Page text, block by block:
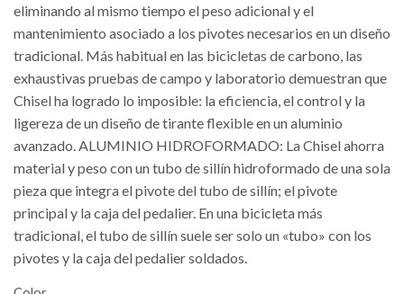
eliminando al mismo tiempo el peso adicional y el
mantenimiento asociado a los pivotes necesarios en un diseño
tradicional. Más habitual en las bicicletas de carbono, las
exhaustivas pruebas de campo y laboratorio demuestran que
Chisel ha logrado lo imposible: la eficiencia, el control y la
ligereza de un diseño de tirante flexible en un aluminio
avanzado. ALUMINIO HIDROFORMADO: La Chisel ahorra
material y peso con un tubo de sillín hidroformado de una sola
pieza que integra el pivote del tubo de sillín; el pivote
principal y la caja del pedalier. En una bicicleta más
tradicional, el tubo de sillín suele ser solo un «tubo» con los
pivotes y la caja del pedalier soldados.